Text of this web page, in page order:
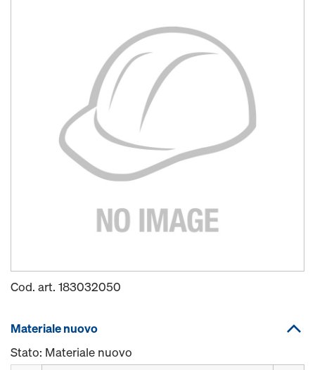
Cod. art. 183032050
Materiale nuovo
Stato: Materiale nuovo